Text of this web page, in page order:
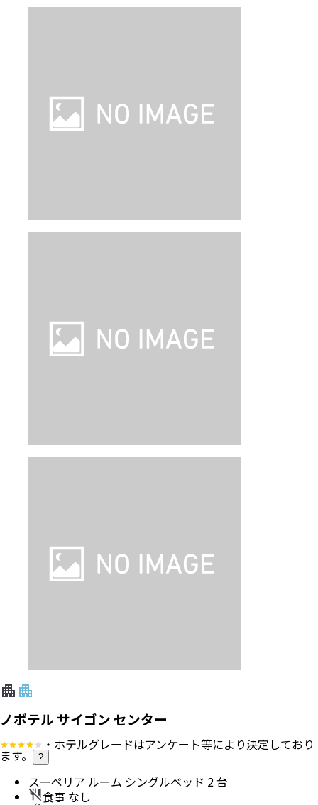
ノボテル サイゴン センター
・ホテルグレードはアンケート等により決定しており
ます。 ?
スーペリア ルーム シングルベッド 2 台
食事 なし